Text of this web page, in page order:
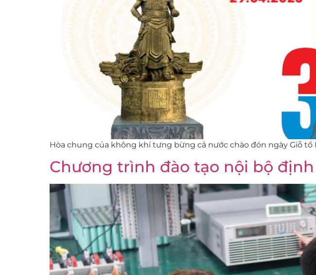
Hòa chung của không khí tưng bừng cả nước chào đón ngày Giỗ
Chương trình đào tạo nội bộ